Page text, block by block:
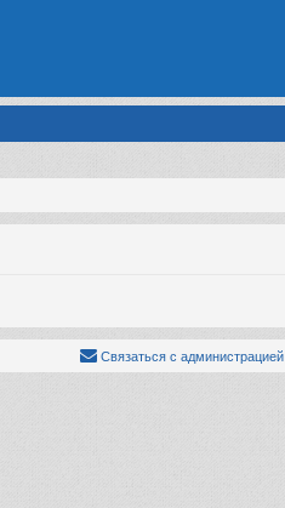
Связаться с администрацией